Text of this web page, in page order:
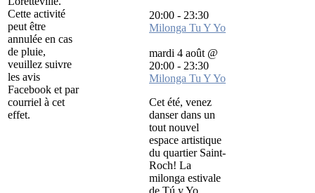
Cette activité
peut être
annulée en cas
de pluie,
veuillez suivre
les avis
Facebook et par
courriel à cet
effet.
20:00 - 23:30
Milonga Tu Y Yo
mardi 4 août @
20:00 - 23:30
Milonga Tu Y Yo
Cet été, venez
danser dans un
tout nouvel
espace artistique
du quartier Saint-
Roch! La
milonga estivale
de Tú y Yo